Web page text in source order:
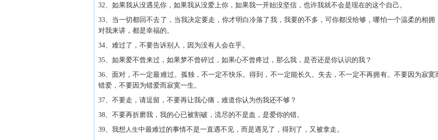
32、如果我从没遇见你，如果我从没爱上你，如果我一开始没坚信，也许我就不会是现在的这个自己。
33、当一切都回不去了，当我决定要走，你才明白冷落了我，我要的不多，可你都没给够，哪怕一个温柔的相拥
对我来讲，都是幸福的。
34、难过了，不要告诉别人，因为没有人会在乎。
35、如果爱不曾来过，如果梦不曾碎过，如果心不曾疼过，那么我，是否还是你认识的我？
36、面对，不一定最难过。孤独，不一定不快乐。得到，不一定能长久。失去，不一定不再拥有。不要因为寂寞
错爱，不要因为错爱而寂寞一生。
37、不要走，请逗留，不要再让我心痛，难道你认为伤我还不够？
38、不要再折磨我，我的心已被割破，流尽的不是血，是爱你的错。
39、我想 人生中最难过的事情不是一直遇不见，而是遇见了，得到了，又被拿走。